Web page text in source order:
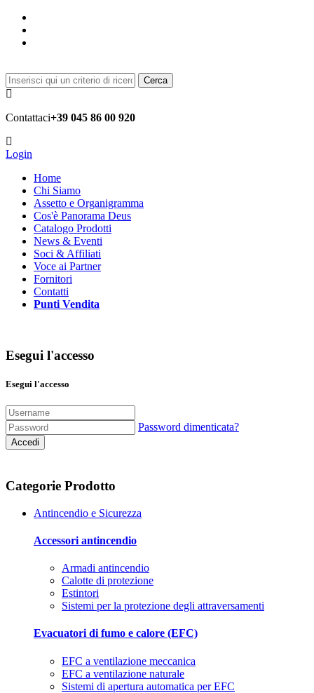
Cerca
Contattaci+39 045 86 00 920
Login
Home
Chi Siamo
Assetto e Organigramma
Cos'è Panorama Deus
Catalogo Prodotti
News & Eventi
Soci & Affiliati
Voce ai Partner
Fornitori
Contatti
Punti Vendita
Esegui l'accesso
Esegui l'accesso
Password dimenticata?
Accedi
Categorie Prodotto
Antincendio e Sicurezza
Accessori antincendio
Armadi antincendio
Calotte di protezione
Estintori
Sistemi per la protezione degli attraversamenti
Evacuatori di fumo e calore (EFC)
EFC a ventilazione meccanica
EFC a ventilazione naturale
Sistemi di apertura automatica per EFC